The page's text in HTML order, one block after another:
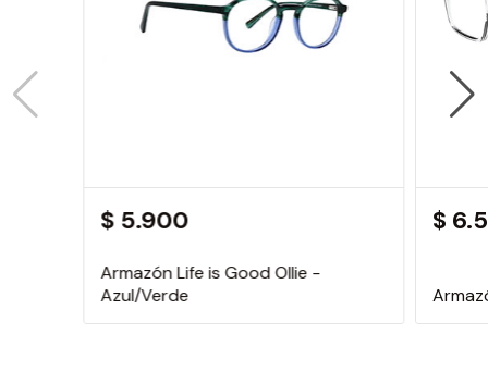
$ 5.900
Armazón Life is Good Ollie -
Azul/Verde
$